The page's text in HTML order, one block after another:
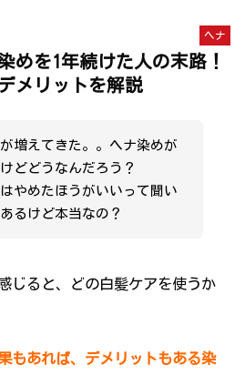
ヘナ
めを1年続けた人の末路！
メリットを解説
増えてきた。。ヘナ染めが
どどうなんだろう？
やめたほうがいいって聞い
るけど本当なの？
じると、どの白髪ケアを使うか
もあれば、デメリットもある染